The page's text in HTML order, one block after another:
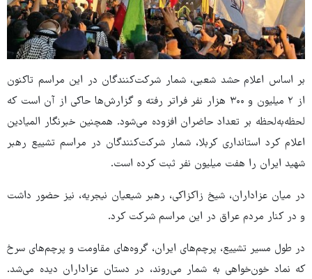
بر اساس اعلام حشد شعبی، شمار شرکت‌کنندگان در این مراسم تاکنون
از ۲ میلیون و ۳۰۰ هزار نفر فراتر رفته و گزارش‌ها حاکی از آن است که
لحظه‌به‌لحظه بر تعداد حاضران افزوده می‌شود. همچنین خبرنگار المیادین
اعلام کرد استانداری کربلا، شمار شرکت‌کنندگان در مراسم تشییع رهبر
شهید ایران را هفت میلیون نفر ثبت کرده است.
در میان عزاداران، شیخ زاکزاکی، رهبر شیعیان نیجریه، نیز حضور داشت
و در کنار مردم عراق در این مراسم شرکت کرد.
در طول مسیر تشییع، پرچم‌های ایران، گروه‌های مقاومت و پرچم‌های سرخ
که نماد خون‌خواهی به شمار می‌روند، در دستان عزاداران دیده می‌شد.